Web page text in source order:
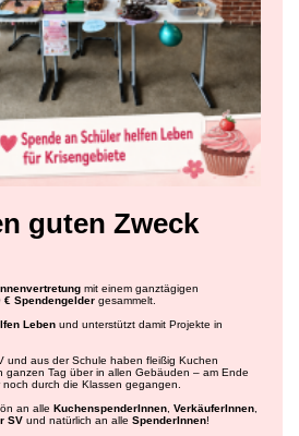
guten Zweck
mit einem ganztägigen
€ Spendengelder gesammelt.
Leben und unterstützt damit Projekte in
und aus der Schule haben fleißig Kuchen
ganzen Tag über in allen Gebäuden – am Ende
durch die Klassen gegangen.
an alle KuchenspenderInnen VerkäuferInnen
SV und natürlich an alle SpenderInnen!